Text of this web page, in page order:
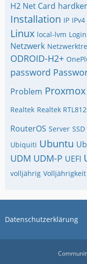
H2 Net Card
Installation IP IPv4
Linux local-lvm Login
Netzwerk
ODROID-H2+
password
Problem Proxmox
Realtek Realtek
RouterOS Server SSD
Ubiquiti Ubuntu
UDM UDM-P UEFI
volljährig Volljährigkeit
Datenschutzerklärung